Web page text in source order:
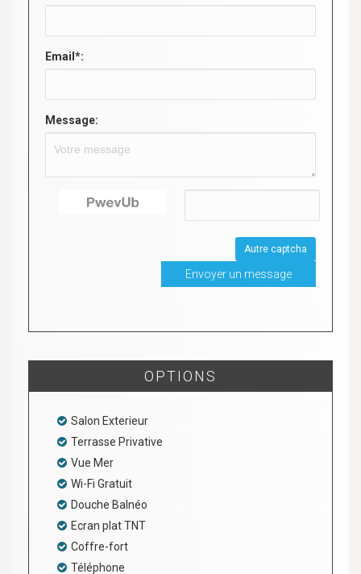
Email*:
Message:
Autre captcha
OPTIONS
Salon Exterieur
Terrasse Privative
Vue Mer
Wi-Fi Gratuit
Douche Balnéo
Ecran plat TNT
Coffre-fort
Téléphone